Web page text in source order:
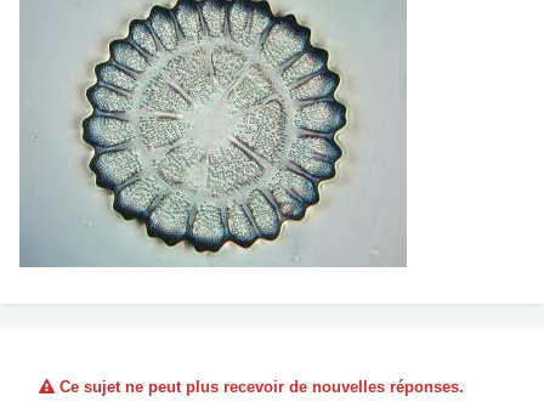
Ce sujet ne peut plus recevoir de nouvelles réponses.